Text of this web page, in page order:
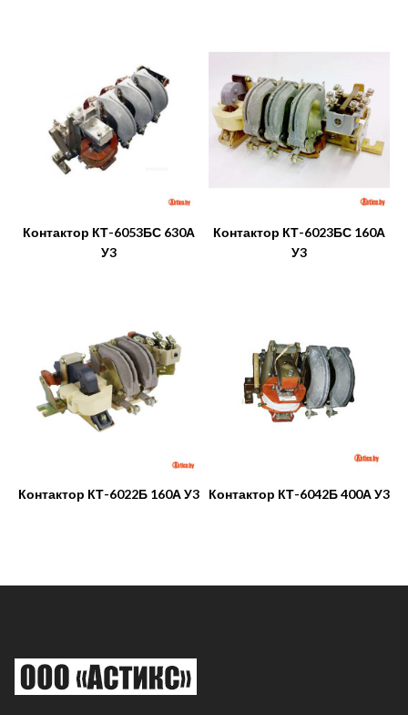
Контактор КТ-6053БС 630А
У3
Контактор КТ-6023БС 160А
У3
Контактор КТ-6022Б 160А У3 Контактор КТ-6042Б 400А У3